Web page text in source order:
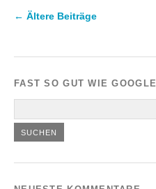
← Ältere Beiträge
FAST SO GUT WIE GOOGLE